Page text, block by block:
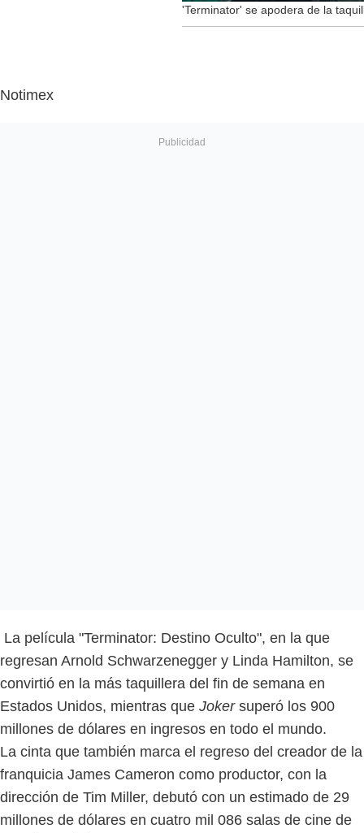
'Terminator' se apodera de la
Notimex
La película "Terminator: Destino Oculto", en la que
regresan Arnold Schwarzenegger y Linda Hamilton, se
convirtió en la más taquillera del fin de semana en
Estados Unidos, mientras que Jokersuperó los 900
millones de dólares en ingresos en todo el mundo.
La cinta que también marca el regreso del creador de la
franquicia James Cameron como productor, con la
dirección de Tim Miller, debutó con un estimado de 29
millones de dólares en cuatro mil 086 salas de cine de